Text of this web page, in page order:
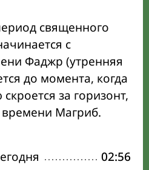
священного
с
Фаджр (утренняя
до момента, когда
за горизонт,
времени Магриб.
02:56